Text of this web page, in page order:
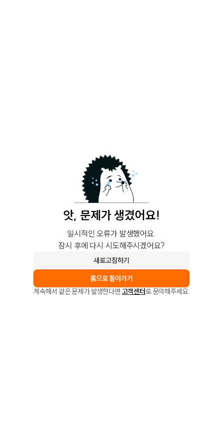
앗, 문제가 생겼어요!
일시적인 오류가 발생했어요.
잠시 후에 다시 시도해주시겠어요?
새로고침하기
홈으로 돌아가기
계속해서 같은 문제가 발생한다면 고객센터로 문의해주세요.